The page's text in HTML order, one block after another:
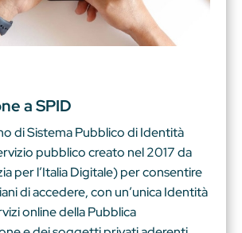
a SPID
di Sistema Pubblico di Identità
pubblico creato nel 2017 da
per l’Italia Digitale) per consentire
di accedere, con un’unica Identità
online della Pubblica